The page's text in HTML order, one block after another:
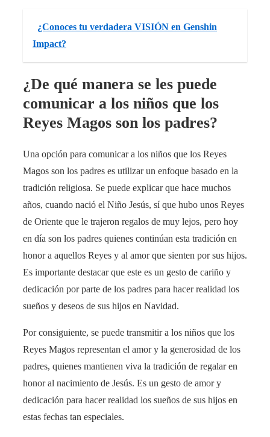
¿Conoces tu verdadera VISIÓN en Genshin
Impact?
¿De qué manera se les puede
comunicar a los niños que los
Reyes Magos son los padres?
Una opción para comunicar a los niños que los Reyes
Magos son los padres es utilizar un enfoque basado en la
tradición religiosa. Se puede explicar que hace muchos
años, cuando nació el Niño Jesús, sí que hubo unos Reyes
de Oriente que le trajeron regalos de muy lejos, pero hoy
en día son los padres quienes continúan esta tradición en
honor a aquellos Reyes y al amor que sienten por sus hijos.
Es importante destacar que este es un gesto de cariño y
dedicación por parte de los padres para hacer realidad los
sueños y deseos de sus hijos en Navidad.
Por consiguiente, se puede transmitir a los niños que los
Reyes Magos representan el amor y la generosidad de los
padres, quienes mantienen viva la tradición de regalar en
honor al nacimiento de Jesús. Es un gesto de amor y
dedicación para hacer realidad los sueños de sus hijos en
estas fechas tan especiales.